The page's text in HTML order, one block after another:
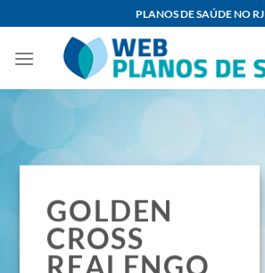
content
PLANOS DE SAÚDE NO RJ
GOLDEN
CROSS
REALENGO